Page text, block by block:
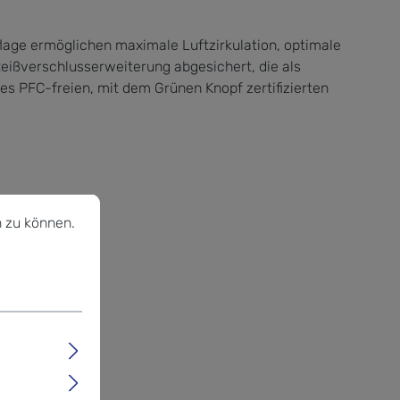
ermöglichen maximale Luftzirkulation, optimale
abgesichert, die als
PFC-freien, mit dem Grünen Knopf zertifizierten
Mehr Informationen ...
können.